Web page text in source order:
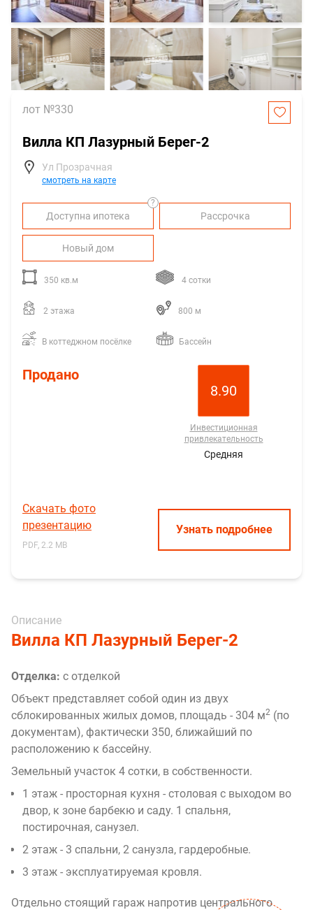
лот №330
Вилла КП Лазурный Берег-2
Ул Прозрачная
смотреть на карте
?
Доступна ипотека Рассрочка
Новый дом
350 кв.м 4 сотки
2 этажа 800 м
В коттеджном посёлке Бассейн
Продано
8.90
Инвестиционная
привлекательность
Средняя
Скачать фото
презентацию
PDF, 2.2 MB
Узнать подробнее
Описание
Вилла КП Лазурный Берег-2
Отделка: с отделкой
Объект представляет собой один из двух
сблокированных жилых домов, площадь - 304 м2 (по
документам), фактически 350, ближайший по
расположению к бассейну.
Земельный участок 4 сотки, в собственности.
1 этаж - просторная кухня - столовая с выходом во
двор, к зоне барбекю и саду. 1 спальня,
постирочная, санузел.
2 этаж - 3 спальни, 2 санузла, гардеробные.
3 этаж - эксплуатируемая кровля.
Отдельно стоящий гараж напротив центрального